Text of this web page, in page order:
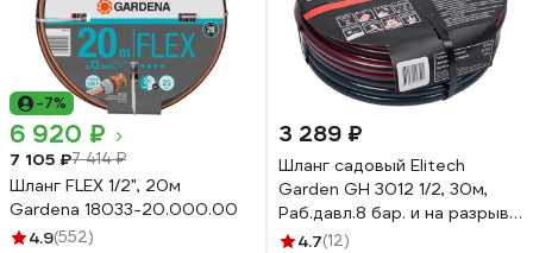
-7%
6 920 ₽
7 105 ₽7 414 ₽
Шланг FLEX 1/2", 20м
Gardena 18033-20.000.00
4.9(552)
3 289 ₽
Шланг садовый Elitech
Garden GH 3012 1/2, 30м,
Раб.давл.8 бар. и на разрыв
24 бар 206115
4.7(12)